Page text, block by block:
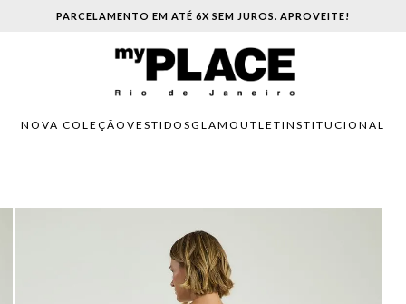
PARCELAMENTO EM ATÉ 6X SEM JUROS. APROVEITE!
NOVA COLEÇÃO VESTIDOSGLAM OUTLETINSTITUCIONAL